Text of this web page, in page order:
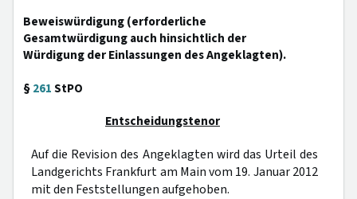
Beweiswürdigung (erforderliche
Gesamtwürdigung auch hinsichtlich der
Würdigung der Einlassungen des Angeklagten).
§261StPO
Entscheidungstenor
Auf die Revision des Angeklagten wird das Urteil des
Landgerichts Frankfurt am Main vom 19. Januar 2012
mit den Feststellungen aufgehoben.